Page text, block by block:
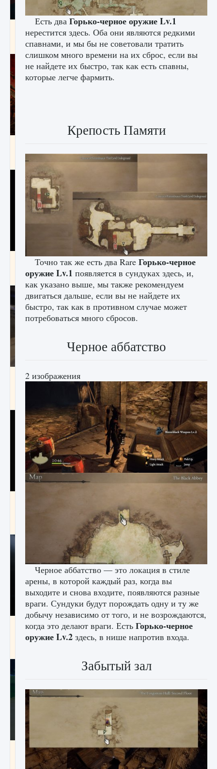
Как создавать предметы в Creatures of Ava
9 августа 2024 1 266 0 0
9 августа 2024 1 337
Как получить Thunder Egg в Stardew Valley
9 августа 2024 1 244 0 0
Как исправить неработающие награды For
Honor
1 205 0 0
оружия в MW3 и Warzone
1 151 0 0
Все новые функции Ultimate Team в EA FC
Как включить чат в Fortnite
9 августа 2024 1 335 0 0
Есть два Горько-черное оружие Lv.1
нерестится здесь. Оба они являются редкими
спавнами, и мы бы не советовали тратить
слишком много времени на их сброс, если вы
не найдете их быстро, так как есть спавны,
которые легче фармить.
Крепость Памяти
Точно так же есть два Rare Горько-черное
оружие Lv.1 появляется в сундуках здесь, и,
как указано выше, мы также рекомендуем
двигаться дальше, если вы не найдете их
быстро, так как в противном случае может
потребоваться много сбросов.
Черное аббатство
2 изображения
Черное аббатство — это локация в стиле
арены, в которой каждый раз, когда вы
выходите и снова входите, появляются разные
враги. Сундуки будут порождать одну и ту же
добычу независимо от того, и не возрождаются,
когда это делают враги. Есть Горько-черное
оружие Lv.2 здесь, в нише напротив входа.
Забытый зал